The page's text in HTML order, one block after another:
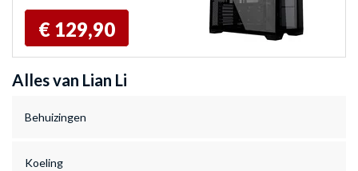
€ 129,90
Alles van Lian Li
Behuizingen
Koeling